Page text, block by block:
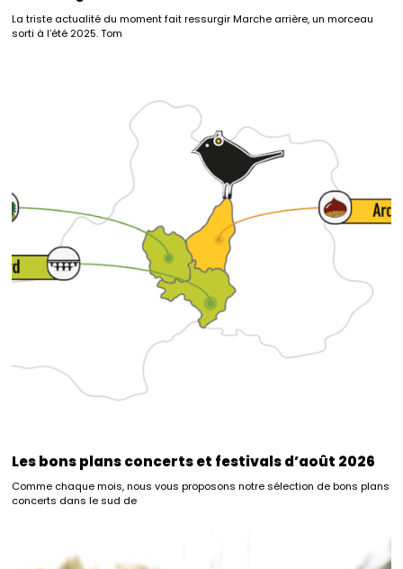
La triste actualité du moment fait ressurgir Marche arrière, un morceau
sorti à l’été 2025. Tom
Les bons plans concerts et festivals d’août 2026
Comme chaque mois, nous vous proposons notre sélection de bons plans
concerts dans le sud de